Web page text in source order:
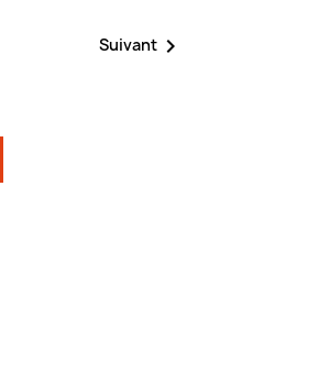
Suivant